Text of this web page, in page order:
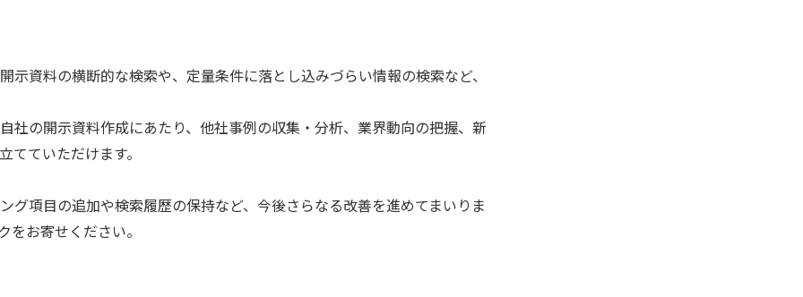
資料の横断的な検索や、定量条件に落とし込みづらい情報の検索など、
社の開示資料作成にあたり、他社事例の収集・分析、業界動向の把握、新
ていただけます。
項目の追加や検索履歴の保持など、今後さらなる改善を進めてまいりま
お寄せください。